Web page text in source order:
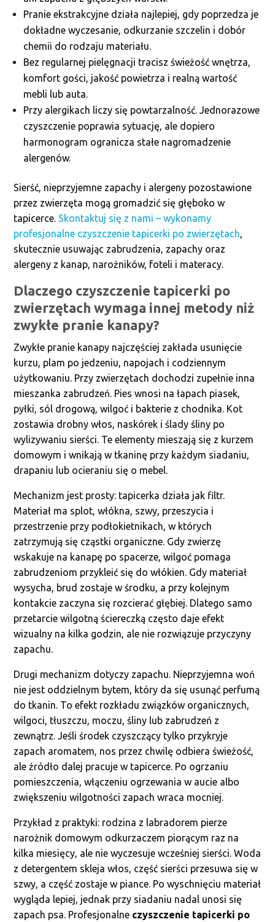
Pranie ekstrakcyjne działa najlepiej, gdy poprzedza je
dokładne wyczesanie, odkurzanie szczelin i dobór
chemii do rodzaju materiału.
Bez regularnej pielęgnacji tracisz świeżość wnętrza,
komfort gości, jakość powietrza i realną wartość
mebli lub auta.
Przy alergikach liczy się powtarzalność. Jednorazowe
czyszczenie poprawia sytuację, ale dopiero
harmonogram ogranicza stałe nagromadzenie
alergenów.
Sierść, nieprzyjemne zapachy i alergeny pozostawione
przez zwierzęta mogą gromadzić się głęboko w
tapicerce. Skontaktuj się z nami – wykonamy
profesjonalne czyszczenie tapicerki po zwierzętach,
skutecznie usuwając zabrudzenia, zapachy oraz
alergeny z kanap, narożników, foteli i materacy.
Dlaczego czyszczenie tapicerki po
zwierzętach wymaga innej metody niż
zwykłe pranie kanapy?
Zwykłe pranie kanapy najczęściej zakłada usunięcie
kurzu, plam po jedzeniu, napojach i codziennym
użytkowaniu. Przy zwierzętach dochodzi zupełnie inna
mieszanka zabrudzeń. Pies wnosi na łapach piasek,
pyłki, sól drogową, wilgoć i bakterie z chodnika. Kot
zostawia drobny włos, naskórek i ślady śliny po
wylizywaniu sierści. Te elementy mieszają się z kurzem
domowym i wnikają w tkaninę przy każdym siadaniu,
drapaniu lub ocieraniu się o mebel.
Mechanizm jest prosty: tapicerka działa jak filtr.
Materiał ma splot, włókna, szwy, przeszycia i
przestrzenie przy podłokietnikach, w których
zatrzymują się cząstki organiczne. Gdy zwierzę
wskakuje na kanapę po spacerze, wilgoć pomaga
zabrudzeniom przykleić się do włókien. Gdy materiał
wysycha, brud zostaje w środku, a przy kolejnym
kontakcie zaczyna się rozcierać głębiej. Dlatego samo
przetarcie wilgotną ściereczką często daje efekt
wizualny na kilka godzin, ale nie rozwiązuje przyczyny
zapachu.
Drugi mechanizm dotyczy zapachu. Nieprzyjemna woń
nie jest oddzielnym bytem, który da się usunąć perfumą
do tkanin. To efekt rozkładu związków organicznych,
wilgoci, tłuszczu, moczu, śliny lub zabrudzeń z
zewnątrz. Jeśli środek czyszczący tylko przykryje
zapach aromatem, nos przez chwilę odbiera świeżość,
ale źródło dalej pracuje w tapicerce. Po ogrzaniu
pomieszczenia, włączeniu ogrzewania w aucie albo
zwiększeniu wilgotności zapach wraca mocniej.
Przykład z praktyki: rodzina z labradorem pierze
narożnik domowym odkurzaczem piorącym raz na
kilka miesięcy, ale nie wyczesuje wcześniej sierści. Woda
z detergentem skleja włos, część sierści przesuwa się w
szwy, a część zostaje w piance. Po wyschnięciu materiał
wygląda lepiej, jednak przy siadaniu nadal unosi się
zapach psa. Profesjonalne czyszczenie tapicerki po